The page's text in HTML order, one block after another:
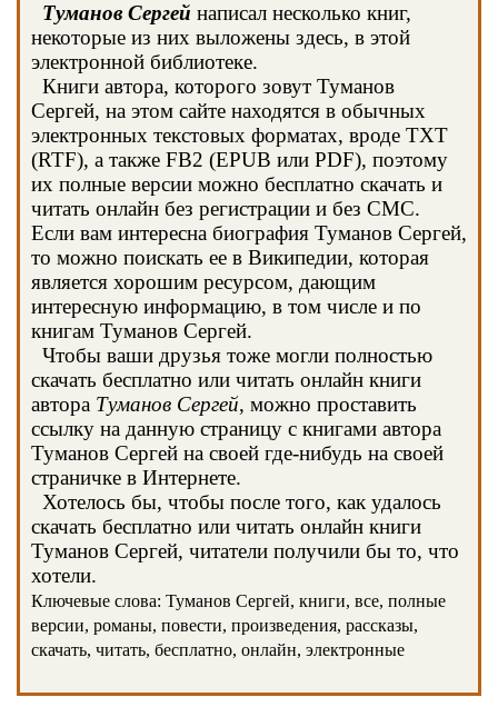
Туманов Сергей написал несколько книг,
некоторые из них выложены здесь, в этой
электронной библиотеке.
Книги автора, которого зовут Туманов
Сергей, на этом сайте находятся в обычных
электронных текстовых форматах, вроде TXT
(RTF), а также FB2 (EPUB или PDF), поэтому
их полные версии можно бесплатно скачать и
читать онлайн без регистрации и без СМС.
Если вам интересна биография Туманов Сергей,
то можно поискать ее в Википедии, которая
является хорошим ресурсом, дающим
интересную информацию, в том числе и по
книгам Туманов Сергей.
Чтобы ваши друзья тоже могли полностью
скачать бесплатно или читать онлайн книги
автора Туманов Сергей, можно проставить
ссылку на данную страницу с книгами автора
Туманов Сергей на своей где-нибудь на своей
страничке в Интернете.
Хотелось бы, чтобы после того, как удалось
скачать бесплатно или читать онлайн книги
Туманов Сергей, читатели получили бы то, что
хотели.
Ключевые слова: Туманов Сергей, книги, все, полные
версии, романы, повести, произведения, рассказы,
скачать, читать, бесплатно, онлайн, электронные